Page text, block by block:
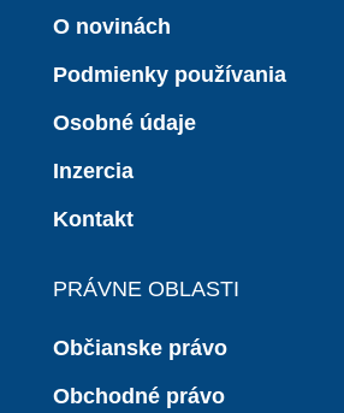
O novinách
Podmienky používania
Osobné údaje
Inzercia
Kontakt
PRÁVNE OBLASTI
Občianske právo
Obchodné právo